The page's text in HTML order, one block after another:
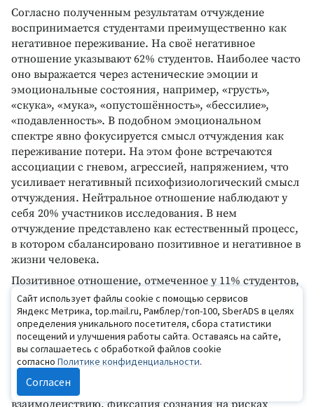
Согласно полученным результатам отчуждение
воспринимается студентами преимущественно как
негативное переживание. На своё негативное
отношение указывают 62% студентов. Наиболее часто
оно выражается через астенические эмоции и
эмоциональные состояния, например, «грусть»,
«скука», «мука», «опустошённость», «бессилие»,
«подавленность». В подобном эмоциональном
спектре явно фокусируется смысл отчуждения как
переживание потери. На этом фоне встречаются
ассоциации с гневом, агрессией, напряжением, что
усиливает негативный психофизиологический смысл
отчуждения. Нейтральное отношение наблюдают у
себя 20% участников исследования. В нем
отчуждение представлено как естественный процесс,
в котором сбалансировано позитивное и негативное в
жизни человека.
Позитивное отношение, отмеченное у 11% студентов,
передаётся эмоциями «счастье», «радость»,
«интерес», «спокойствие» и некоторыми их
экспрессивными признаками, например, «улыбка».
Одной из возможных причин получения удовольствия
от отчуждения можно считать склонность
обесценивать тёплые, близкие отношения с
окружающими людьми, неспособность к открытому
Сайт использует файлы cookie с помощью сервисов
Яндекс Метрика, top.mail.ru, Рамблер/топ-100, SberADS в целях
определения уникального посетителя, сбора статистики
посещений и улучшения работы сайта. Оставаясь на сайте,
вы соглашаетесь с обработкой файлов cookie
согласно Политике конфиденциальности.
Согласен